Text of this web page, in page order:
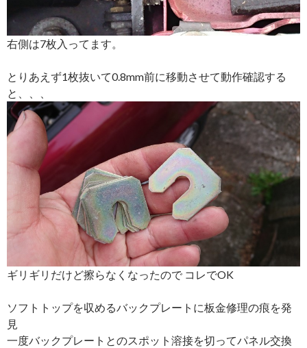
右側は7枚入ってます。
とりあえず1枚抜いて0.8mm前に移動させて動作確認する
と、、、
ギリギリだけど擦らなくなったので コレでOK
ソフトトップを収めるバックプレートに板金修理の痕を発
見
一度バックプレートとのスポット溶接を切ってパネル交換